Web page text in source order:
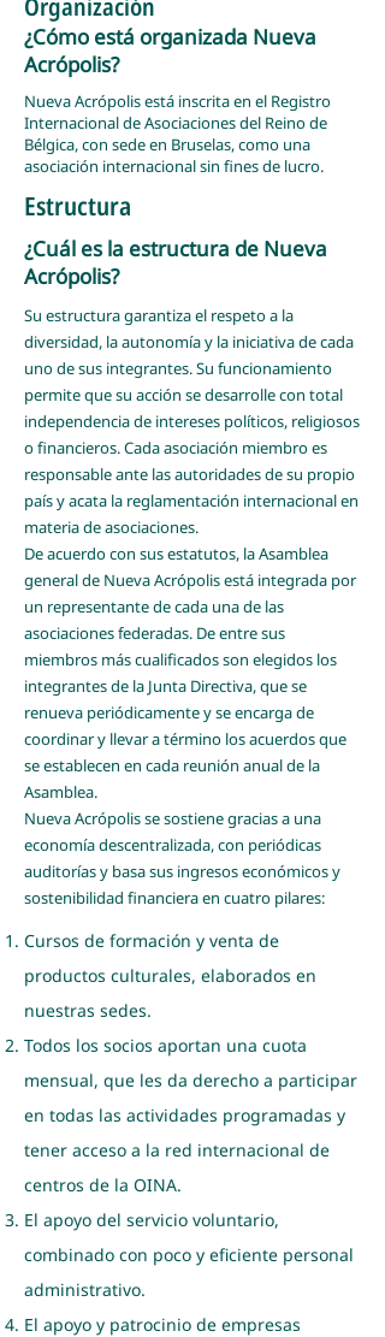
¿Cómo está organizada Nueva
Acrópolis?
Nueva Acrópolis está inscrita en el Registro
Internacional de Asociaciones del Reino de
Bélgica, con sede en Bruselas, como una
asociación internacional sin fines de lucro.
Estructura
¿Cuál es la estructura de Nueva
Acrópolis?
Su estructura garantiza el respeto a la
diversidad, la autonomía y la iniciativa de cada
uno de sus integrantes. Su funcionamiento
permite que su acción se desarrolle con total
independencia de intereses políticos, religiosos
o financieros. Cada asociación miembro es
responsable ante las autoridades de su propio
país y acata la reglamentación internacional en
materia de asociaciones.
De acuerdo con sus estatutos, la Asamblea
general de Nueva Acrópolis está integrada por
un representante de cada una de las
asociaciones federadas. De entre sus
miembros más cualificados son elegidos los
integrantes de la Junta Directiva, que se
renueva periódicamente y se encarga de
coordinar y llevar a término los acuerdos que
se establecen en cada reunión anual de la
Asamblea.
Nueva Acrópolis se sostiene gracias a una
economía descentralizada, con periódicas
auditorías y basa sus ingresos económicos y
sostenibilidad financiera en cuatro pilares:
Cursos de formación y venta de
productos culturales, elaborados en
nuestras sedes.
Todos los socios aportan una cuota
mensual, que les da derecho a participar
en todas las actividades programadas y
tener acceso a la red internacional de
centros de la OINA.
El apoyo del servicio voluntario,
combinado con poco y eficiente personal
administrativo.
El apoyo y patrocinio de empresas